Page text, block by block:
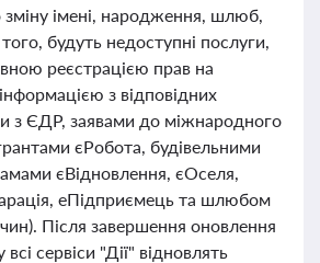
зміну імені, народження, шлюб,
будуть недоступні послуги,
реєстрацією прав на
з відповідних
з ЄДР, заявами до міжнародного
єРобота, будівельними
єВідновлення, єОселя,
еПідприємець та шлюбом
Після завершення оновлення
сервіси "Дії" відновлять